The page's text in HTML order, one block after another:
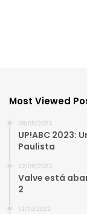
Most Viewed
08/05/2023
UP!ABC 2023:
Paulista
22/06/2023
Valve está
2
12/10/2022